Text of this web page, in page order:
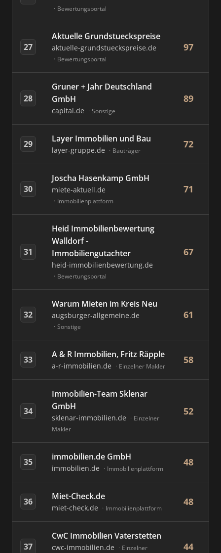
Bewertungsportal
27
Aktuelle Grundstueckspreise
aktuelle-grundstueckspreise.de
Bewertungsportal
97
28
Gruner + Jahr Deutschland
GmbH
capital.de Sonstige
89
29 Layer Immobilien und Bau
layer-gruppe.de Bauträger
72
30
Joscha Hasenkamp GmbH
miete-aktuell.de
Immobilienplattform
71
31
Heid Immobilienbewertung
Walldorf -
Immobiliengutachter
heid-immobilienbewertung.de
Bewertungsportal
67
32
Warum Mieten im Kreis Neu
augsburger-allgemeine.de
Sonstige
61
33 A & R Immobilien, Fritz Räpple
a-r-immobilien.de Einzelner Makler
58
34
Immobilien-Team Sklenar
GmbH
sklenar-immobilien.de
Einzelner
Makler
52
35 immobilien.de GmbH
immobilien.de Immobilienplattform
48
36 Miet-Check.de
miet-check.de Immobilienplattform
48
37
CwC Immobilien Vaterstetten
cwc-immobilien.de
Einzelner
44